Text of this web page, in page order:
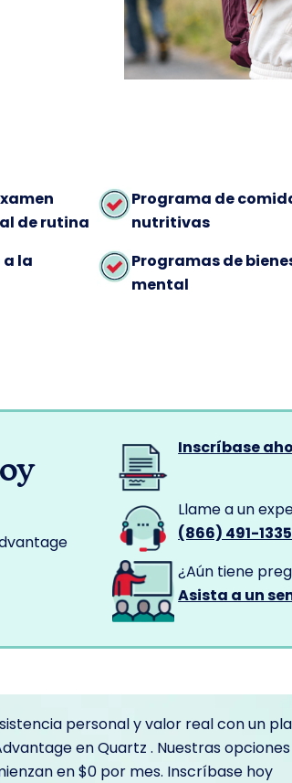
de rutina
Programa de
nutritivas
a la
Programas de
mental
Inscríbase
Llame a un
(866) 491-1335
¿Aún tiene
Asista a un
personal y valor real con un
en Quartz . Nuestras
en $0 por mes. Inscríbase hoy